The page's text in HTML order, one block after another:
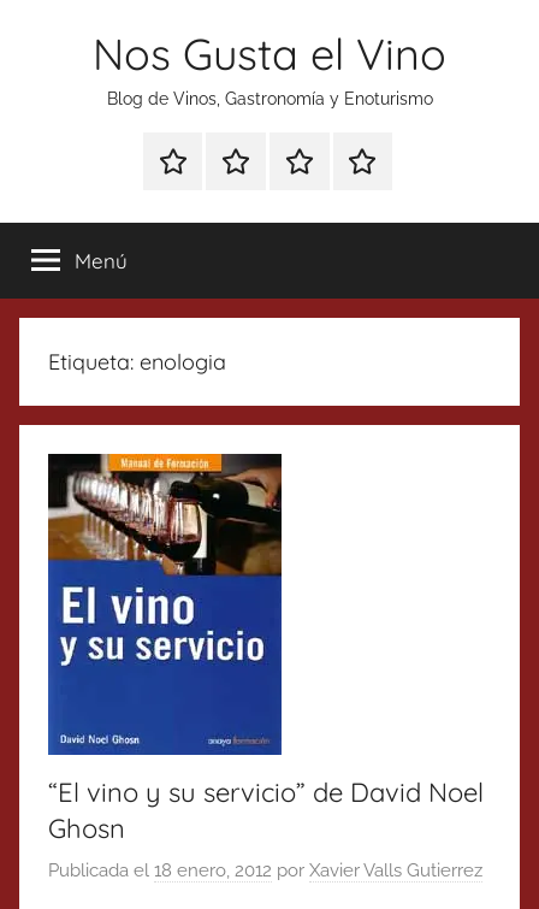
Nos Gusta el Vino
Blog de Vinos, Gastronomía y Enoturismo
Especial
Tonics
Enoturismo
Gastronomía
RankingContacto
Menú
Etiqueta: enologia
“El vino y su servicio” de David Noel
Ghosn
Publicada el 18 enero, 2012 por Xavier Valls Gutierrez